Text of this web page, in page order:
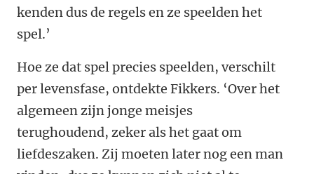
kenden dus de regels en ze speelden het
spel.’
Hoe ze dat spel precies speelden, verschilt
per levensfase, ontdekte Fikkers. ‘Over het
algemeen zijn jonge meisjes
terughoudend, zeker als het gaat om
liefdeszaken. Zij moeten later nog een man